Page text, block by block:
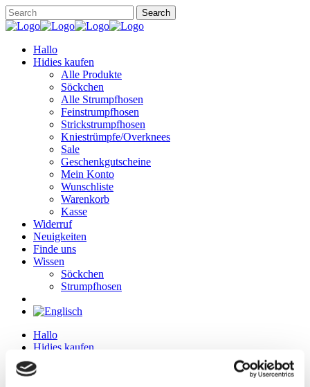
Hallo
Hidies kaufen
Alle Produkte
Söckchen
Alle Strumpfhosen
Feinstrumpfhosen
Strickstrumpfhosen
Kniestrümpfe/Overknees
Sale
Geschenkgutscheine
Mein Konto
Wunschliste
Warenkorb
Kasse
Widerruf
Neuigkeiten
Finde uns
Wissen
Söckchen
Strumpfhosen
Hallo
Hidies kaufen